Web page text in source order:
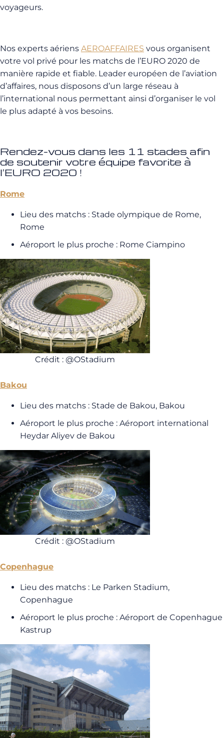
voyageurs.
Nos experts aériens AEROAFFAIRES vous organisent
votre vol privé pour les matchs de l’EURO 2020 de
manière rapide et fiable. Leader européen de l’aviation
d’affaires, nous disposons d’un large réseau à
l’international nous permettant ainsi d’organiser le vol
le plus adapté à vos besoins.
Rendez-vous dans les 11 stades afin
de soutenir votre équipe favorite à
l’EURO 2020 !
Rome
Lieu des matchs : Stade olympique de Rome,
Rome
Aéroport le plus proche : Rome Ciampino
Crédit : @OStadium
Bakou
Lieu des matchs : Stade de Bakou, Bakou
Aéroport le plus proche : Aéroport international
Heydar Aliyev de Bakou
Crédit : @OStadium
Copenhague
Lieu des matchs : Le Parken Stadium,
Copenhague
Aéroport le plus proche : Aéroport de Copenhague
Kastrup